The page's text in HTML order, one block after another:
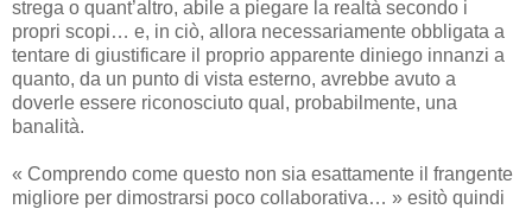
strega o quant’altro, abile a piegare la realtà secondo i
propri scopi… e, in ciò, allora necessariamente obbligata a
tentare di giustificare il proprio apparente diniego innanzi a
quanto, da un punto di vista esterno, avrebbe avuto a
doverle essere riconosciuto qual, probabilmente, una
banalità.
« Comprendo come questo non sia esattamente il frangente
migliore per dimostrarsi poco collaborativa… » esitò quindi